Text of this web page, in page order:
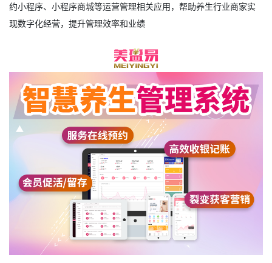
约小程序、小程序商城等运营管理相关应用，帮助养生行业商家实
现数字化经营，提升管理效率和业绩